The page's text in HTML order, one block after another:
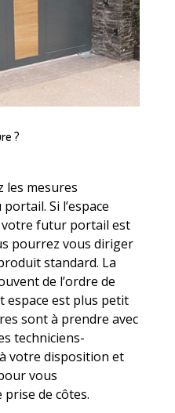
?
les mesures
Si l’espace
votre futur portail est
pourrez vous diriger
standard. La
de l’ordre de
espace est plus petit
sont à prendre avec
techniciens-
votre disposition et
vous
de côtes.